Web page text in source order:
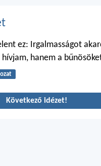
ez: Irgalmasságot
hanem a
Következő idézet!